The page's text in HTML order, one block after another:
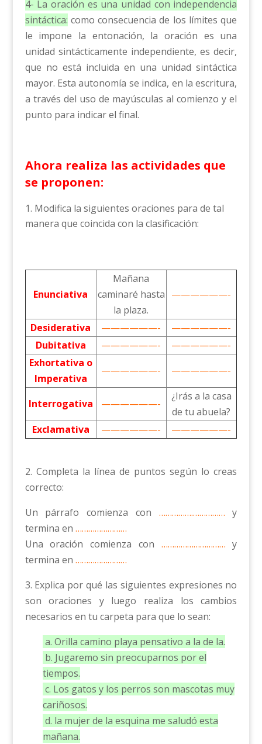
4- La oración es una unidad con independencia
sintáctica: como consecuencia de los límites que
le impone la entonación, la oración es una
unidad sintácticamente independiente, es decir,
que no está incluida en una unidad sintáctica
mayor. Esta autonomía se indica, en la escritura,
a través del uso de mayúsculas al comienzo y el
punto para indicar el final.
Ahora realiza las actividades que
se proponen:
Modifica la siguientes oraciones para de tal
manera que coincida con la clasificación:
Enunciativa
Mañana
caminaré hasta
la plaza.
——————-
Desiderativa ——————-
——————-
Dubitativa
——————-
——————-
Exhortativa o
Imperativa
——————- ——————-
Interrogativa ——————-
¿Irás a la casa
de tu abuela?
Exclamativa
——————- ——————-
2. Completa la línea de puntos según lo creas
correcto:
Un párrafo comienza con …………….…………… y
termina en ……………………
Una oración comienza con ………………………… y
termina en ……………………
3. Explica por qué las siguientes expresiones no
son oraciones y luego realiza los cambios
necesarios en tu carpeta para que lo sean:
a. Orilla camino playa pensativo a la de la.
b. Jugaremo sin preocuparnos por el
tiempos.
c. Los gatos y los perros son mascotas muy
cariñosos.
d. la mujer de la esquina me saludó esta
mañana.